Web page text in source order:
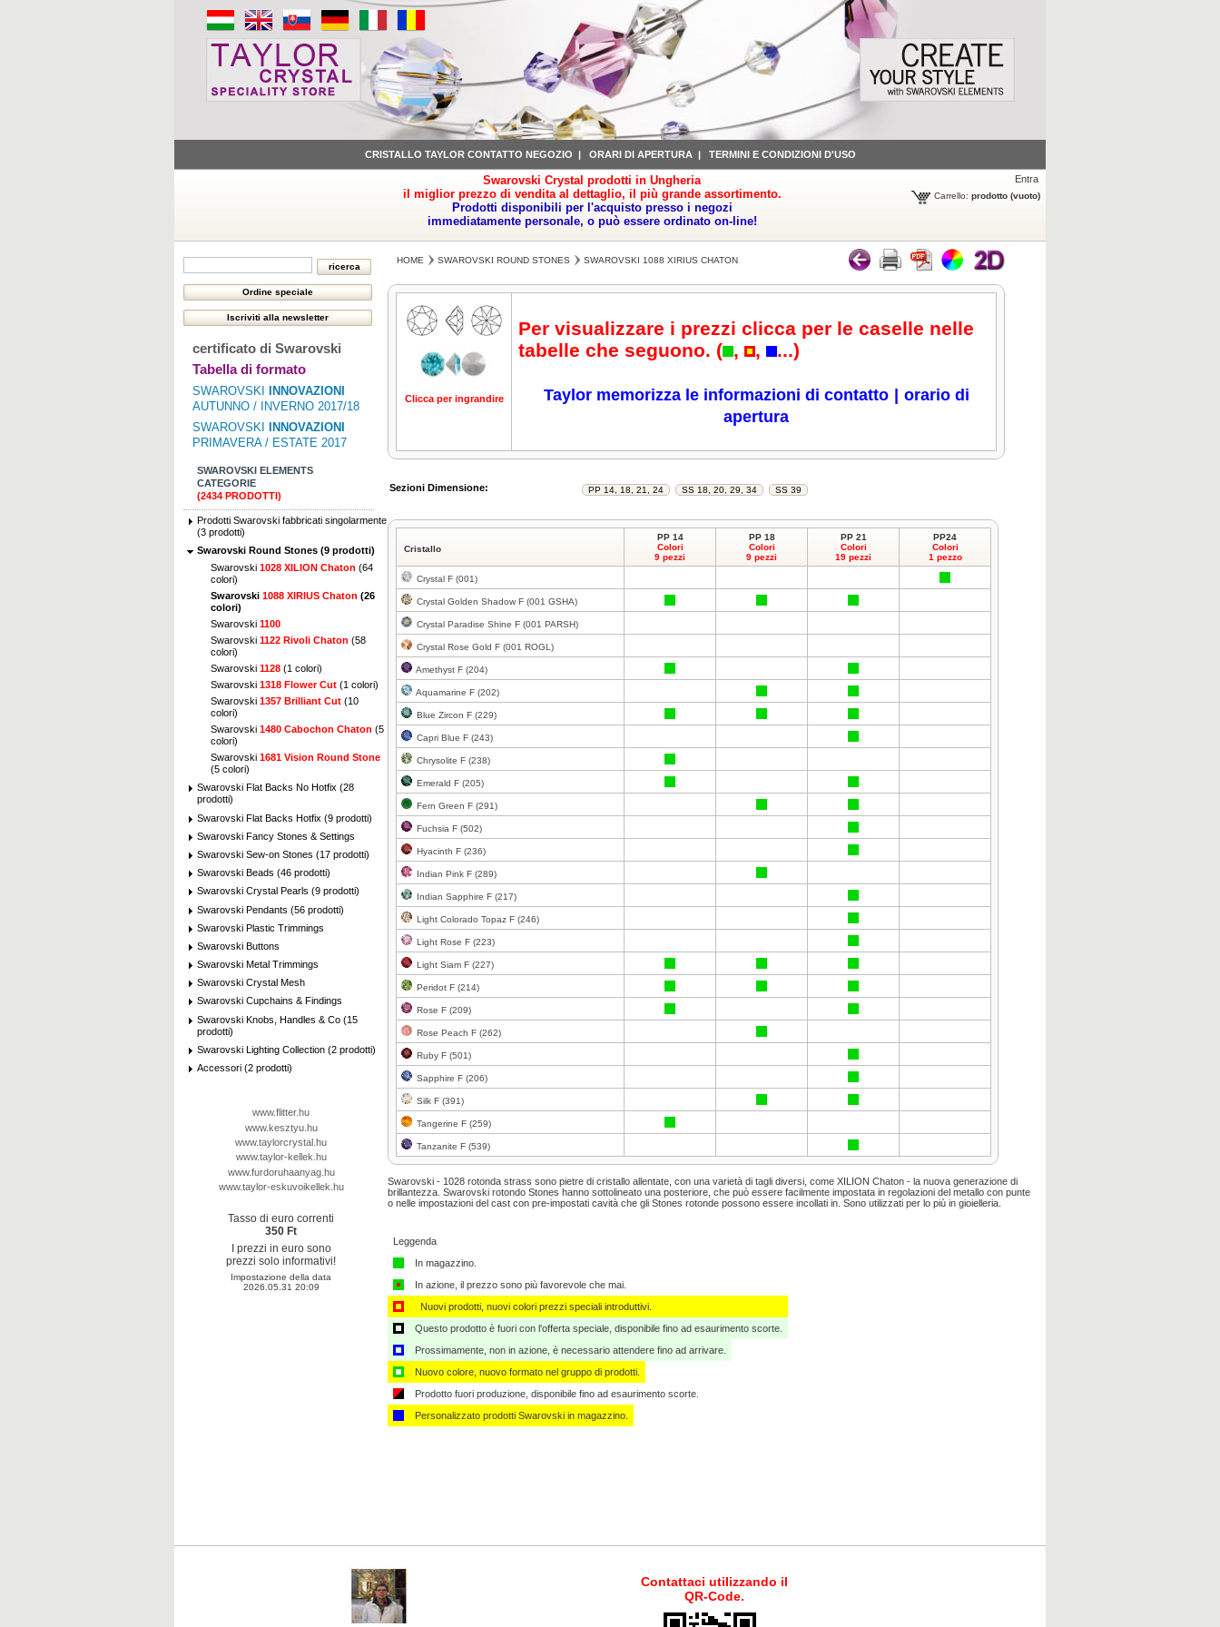
CRISTALLO TAYLOR CONTATTO NEGOZIO | ORARI DI APERTURA | TERMINI E CONDIZIONI D'USO
Swarovski Crystal prodotti in Ungheria
il miglior prezzo di vendita al dettaglio, il più grande assortimento.
Prodotti disponibili per l'acquisto presso i negozi
immediatamente personale, o può essere ordinato on-line!
Entra
Carrello: prodotto (vuoto)
certificato di Swarovski
Tabella di formato
SWAROVSKI
INNOVAZIONI
AUTUNNO / INVERNO 2017/18
SWAROVSKI
INNOVAZIONI
PRIMAVERA / ESTATE 2017
SWAROVSKI ELEMENTS
CATEGORIE
(2434 PRODOTTI)
Prodotti Swarovski fabbricati singolarmente
(3 prodotti)
Swarovski Round Stones (9 prodotti)
Swarovski 1028 XILION Chaton (64
colori)
Swarovski 1088 XIRIUS Chaton (26
colori)
Swarovski 1100
Swarovski 1122 Rivoli Chaton (58
colori)
Swarovski 1128 (1 colori)
Swarovski 1318 Flower Cut (1 colori)
Swarovski 1357 Brilliant Cut (10
colori)
Swarovski 1480 Cabochon Chaton (5
colori)
Swarovski 1681 Vision Round Stone
(5 colori)
Swarovski Flat Backs No Hotfix (28
prodotti)
Swarovski Flat Backs Hotfix (9 prodotti)
Swarovski Fancy Stones & Settings
Swarovski Sew-on Stones (17 prodotti)
Swarovski Beads (46 prodotti)
Swarovski Crystal Pearls (9 prodotti)
Swarovski Pendants (56 prodotti)
Swarovski Plastic Trimmings
Swarovski Buttons
Swarovski Metal Trimmings
Swarovski Crystal Mesh
Swarovski Cupchains & Findings
Swarovski Knobs, Handles & Co (15
prodotti)
Swarovski Lighting Collection (2 prodotti)
Accessori (2 prodotti)
www.flitter.hu
www.kesztyu.hu
www.taylorcrystal.hu
www.taylor-kellek.hu
www.furdoruhaanyag.hu
www.taylor-eskuvoikellek.hu
Tasso di euro correnti
350 Ft
I prezzi in euro sono
prezzi solo informativi!
Impostazione della data
2026.05.31 20:09
HOME SWAROVSKI ROUND STONES SWAROVSKI 1088 XIRIUS CHATON
Clicca per ingrandire Clicca per ingrandireClicca per ingrandire Clicca per ingrandire Clicca per ingrandire Clicca per ingrandire
Per visualizzare i prezzi clicca per le caselle nelle
tabelle che seguono. ( , , ...)
Taylor memorizza le informazioni di contatto
orario di
apertura
Sezioni Dimensione:
Cristallo
PP 14
Colori
9 pezzi
PP 18
Colori
9 pezzi
PP 21
Colori
19 pezzi
PP24
Colori
1 pezzo
Crystal F (001)
Crystal Golden Shadow F (001 GSHA)
Crystal Paradise Shine F (001 PARSH)
Crystal Rose Gold F (001 ROGL)
Amethyst F (204)
Aquamarine F (202)
Blue Zircon F (229)
Capri Blue F (243)
Chrysolite F (238)
Emerald F (205)
Fern Green F (291)
Fuchsia F (502)
Hyacinth F (236)
Indian Pink F (289)
Indian Sapphire F (217)
Light Colorado Topaz F (246)
Light Rose F (223)
Light Siam F (227)
Peridot F (214)
Rose F (209)
Rose Peach F (262)
Ruby F (501)
Sapphire F (206)
Silk F (391)
Tangerine F (259)
Tanzanite F (539)
Swarovski - 1028 rotonda strass sono pietre di cristallo allentate con una varietà di tagli diversi, come XILION Chaton - la nuova generazione di
brillantezza Swarovski rotondo Stones hanno sottolineato una posteriore che può essere facilmente impostata in regolazioni del metallo con punte
o nelle impostazioni del cast con pre-impostati cavità che gli Stones rotonde possono essere incollati in Sono utilizzati per lo più in gioielleria
Leggenda
In magazzino.
In azione, il prezzo sono più favorevole che mai.
Nuovi prodotti, nuovi colori prezzi speciali introduttivi.
Questo prodotto è fuori con l'offerta speciale, disponibile fino ad esaurimento scorte.
Prossimamente, non in azione, è necessario attendere fino ad arrivare.
Nuovo colore, nuovo formato nel gruppo di prodotti.
Prodotto fuori produzione, disponibile fino ad esaurimento scorte.
Personalizzato ​​prodotti Swarovski in magazzino.
Contattaci utilizzando il
QR-Code.